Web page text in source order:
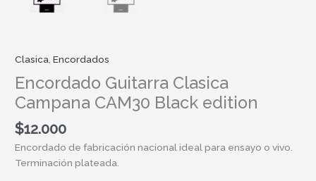
Clasica ,Encordados
Encordado Guitarra Clasica
Campana CAM30 Black edition
$12.000
Encordado de fabricación nacional ideal para ensayo o vivo.
Terminación plateada.